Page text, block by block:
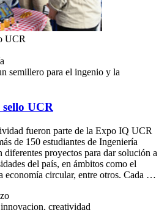
UCR
semillero para el ingenio y la
UCR
fueron parte de la Expo IQ UCR
de 150 estudiantes de Ingeniería
diferentes proyectos para dar solución a
del país, en ámbitos como el
economía circular, entre otros. Cada …
creatividad